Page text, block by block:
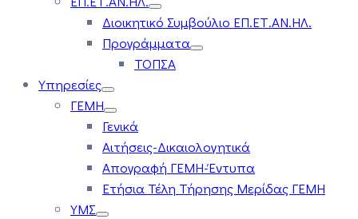
Διοικητικό Συμβούλιο ΕΠ.ΕΤ.ΑΝ.ΗΛ.
Προγράμματα
ΤΟΠΣΑ
Υπηρεσίες
ΓΕΜΗ
Γενικά
Αιτήσεις-Δικαιολογητικά
Απογραφή ΓΕΜΗ-Έντυπα
Ετήσια Τέλη Τήρησης Μερίδας ΓΕΜΗ
ΥΜΣ